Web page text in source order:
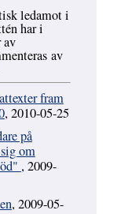
ledamot i
har i
av
av
fram
, 2010-05-25
på
om
, 2009-
, 2009-05-